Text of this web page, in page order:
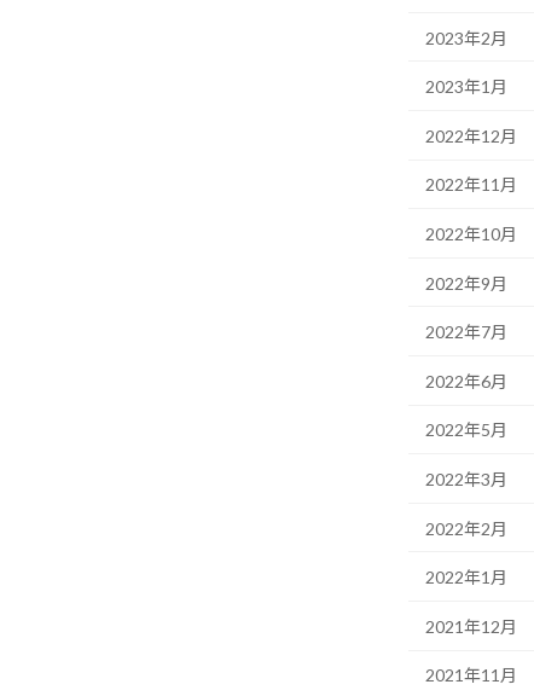
2023年2月
2023年1月
2022年12月
2022年11月
2022年10月
2022年9月
2022年7月
2022年6月
2022年5月
2022年3月
2022年2月
2022年1月
2021年12月
2021年11月